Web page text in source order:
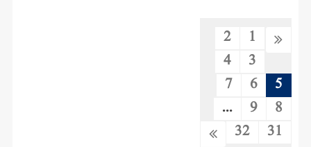
1
2
3
4
5
6
7
8
9
...
31
32